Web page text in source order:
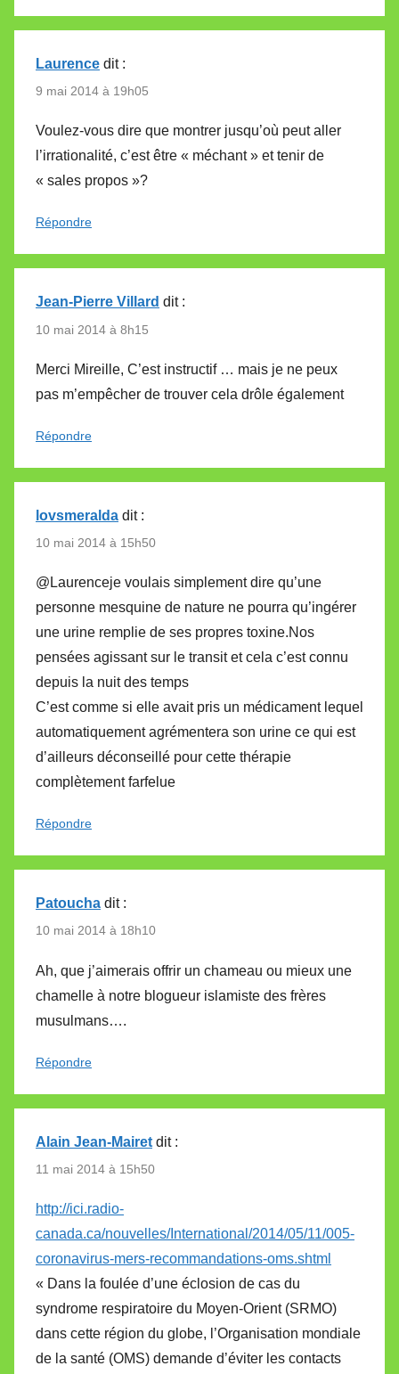
Laurence dit :
9 mai 2014 à 19h05
Voulez-vous dire que montrer jusqu’où peut aller
l’irrationalité, c’est être « méchant » et tenir de
« sales propos »?
Répondre
Jean-Pierre Villard dit :
10 mai 2014 à 8h15
Merci Mireille, C’est instructif … mais je ne peux
pas m’empêcher de trouver cela drôle également
Répondre
lovsmeralda dit :
10 mai 2014 à 15h50
@Laurenceje voulais simplement dire qu’une
personne mesquine de nature ne pourra qu’ingérer
une urine remplie de ses propres toxine.Nos
pensées agissant sur le transit et cela c’est connu
depuis la nuit des temps
C’est comme si elle avait pris un médicament lequel
automatiquement agrémentera son urine ce qui est
d’ailleurs déconseillé pour cette thérapie
complètement farfelue
Répondre
Patoucha dit :
10 mai 2014 à 18h10
Ah, que j’aimerais offrir un chameau ou mieux une
chamelle à notre blogueur islamiste des frères
musulmans….
Répondre
Alain Jean-Mairet dit :
11 mai 2014 à 15h50
http://ici.radio-
canada.ca/nouvelles/International/2014/05/11/005-
coronavirus-mers-recommandations-oms.shtml
« Dans la foulée d’une éclosion de cas du
syndrome respiratoire du Moyen-Orient (SRMO)
dans cette région du globe, l’Organisation mondiale
de la santé (OMS) demande d’éviter les contacts